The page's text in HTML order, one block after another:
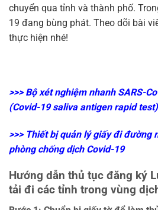
chuyển qua tỉnh và thành phố.
19 đang bùng phát. Theo dõi bài
thực hiện nhé!
>>> Bộ xét nghiệm nhanh SARS-
(Covid-19 saliva antigen rapid test)
>>> Thiết bị quản lý giấy đi đường
phòng chống dịch Covid-19
Hướng dẫn thủ tục đăng ký
tải đi các tỉnh trong vùng